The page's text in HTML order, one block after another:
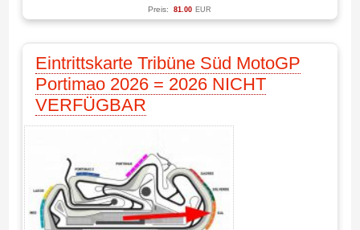
Preis: 81.00 EUR
Eintrittskarte Tribüne Süd MotoGP
Portimao 2026 = 2026 NICHT
VERFÜGBAR